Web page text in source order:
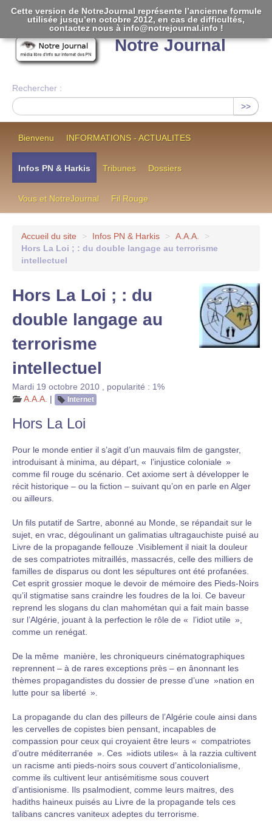
Notre Journal
Rechercher :
>>
Bienvenu INFORMATIONS - ACTUALITES
Infos PN & Harkis Tribunes Dossiers
Vous et NotreJournal Fil Rouge
Accueil du site > Infos PN & Harkis > A.A.A.
>
Hors La Loi ; : du double langage au terrorisme
intellectuel
Hors La Loi ; : du
double langage au
terrorisme
intellectuel
Mardi 19 octobre 2010
popularité : 1%
A.A.A. | Internet
Hors La Loi
Pour le monde entier il s’agit d’un mauvais film de gangster,
introduisant à minima, au départ, « l’injustice coloniale »
comme fil rouge du scénario. Cet axiome sert à développer le
récit historique – ou la fiction – suivant qu’on en parle en Alger
ou ailleurs.
Un fils putatif de Sartre, abonné au Monde, se répandait sur le
sujet, en vrac, dégoulinant un galimatias ultragauchiste puisé au
Livre de la propagande fellouze .Visiblement il niait la douleur
de ses compatriotes mitraillés, massacrés, celle des milliers de
familles de disparus ou dont les sépultures ont été profanées.
Cet esprit grossier moque le devoir de mémoire des Pieds-Noirs
qu’il stigmatise sans craindre les foudres de la loi. Ce baveur
reprend les slogans du clan mahométan qui a fait main basse
sur l’Algérie, jouant à la perfection le rôle de « l’idiot utile »,
comme un renégat.
De la même manière,
les chroniqueurs cinématographiques
reprennent – à de rares exceptions près – en ânonnant les
thèmes propagandistes du dossier de presse d’une »nation en
lutte pour sa liberté ».
La propagande du clan des pilleurs de l’Algérie coule ainsi dans
les cervelles de copistes bien pensant, incapables de
compassion pour ceux qui croyaient être leurs « compatriotes
d’outre méditerranée ». Ces »idiots utiles« à la razzia cultivent
un racisme anti pieds-noirs sous couvert d’anticolonialisme,
comme ils cultivent leur antisémitisme sous couvert
d’antisionisme. Ils psalmodient, comme leurs maitres, des
hadiths haineux puisés au Livre de la propagande tels ces
talibans cancres vaniteux adeptes du terrorisme.
Cette version de NotreJournal représente l’ancienne formule
utilisée jusqu’en octobre 2012, en cas de difficultés,
contactez nous à info@notrejournal.info !